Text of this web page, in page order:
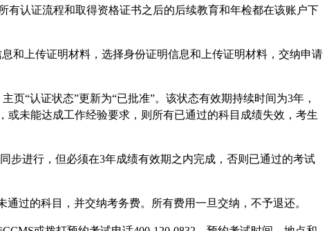
认证流程和取得资格证书之后的后续教育和年检都在该账户下
和上传证明材料，选择身份证明信息和上传证明材料，交纳申请
“认证状态”更新为“已批准”。该状态有效期持续时间为3年，
未能达成工作经验要求，则所有已通过的科目成绩失效，考生
步进行，但必须在3年成绩有效期之内完成，否则已通过的考试
过的科目，并交纳考务费。所有费用一旦交纳，不予退还。